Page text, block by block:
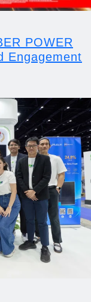
POWER
Engagement